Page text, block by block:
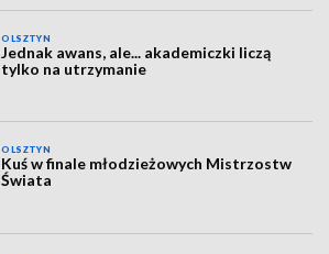
OLSZTYN
Jednak awans, ale... akademiczki liczą
tylko na utrzymanie
OLSZTYN
Kuś w finale młodzieżowych Mistrzostw
Świata